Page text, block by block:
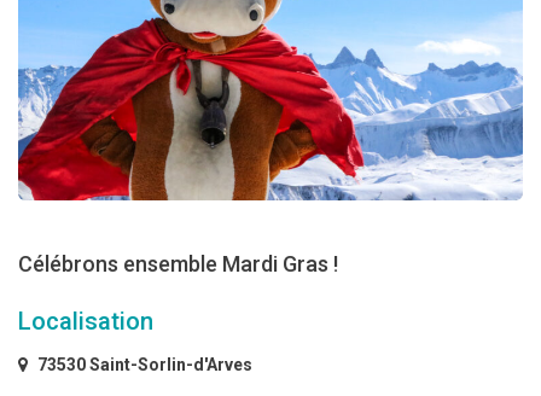
Célébrons ensemble Mardi Gras !
Localisation
73530 Saint-Sorlin-d'Arves